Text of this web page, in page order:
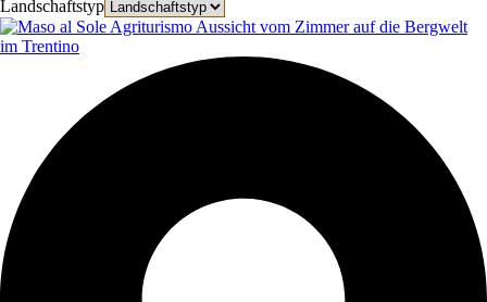
Landschaftstyp